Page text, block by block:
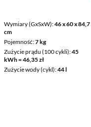
Wymiary (GxSxW) 46 x 60 x 84,7
cm
Pojemność 7 kg
Zużycie prądu (100 cykli) 45
kWh = 46,35 zł
Zużycie wody (cykl) 44 l